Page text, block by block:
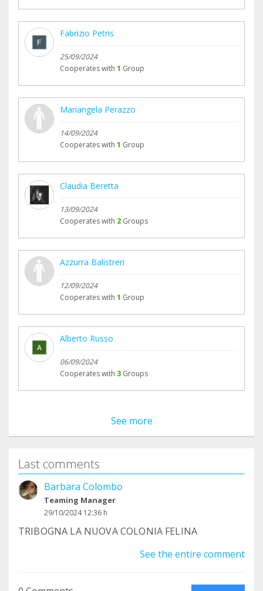
Fabrizio Petris
25/09/2024
Cooperates with 1 Group
Mariangela Perazzo
14/09/2024
Cooperates with 1 Group
Claudia Beretta
13/09/2024
Cooperates with 2 Groups
Azzurra Balistreri
12/09/2024
Cooperates with 1 Group
Alberto Russo
06/09/2024
Cooperates with 3 Groups
See more
Last comments
Barbara Colombo
Teaming Manager
29/10/2024 12:36 h
TRIBOGNA LA NUOVA COLONIA FELINA
See the entire comment